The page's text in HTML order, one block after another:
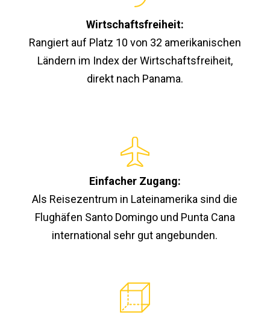
Wirtschaftsfreiheit:
Rangiert auf Platz 10 von 32 amerikanischen
Ländern im Index der Wirtschaftsfreiheit,
direkt nach Panama.
Einfacher Zugang:
Als Reisezentrum in Lateinamerika sind die
Flughäfen Santo Domingo und Punta Cana
international sehr gut angebunden.